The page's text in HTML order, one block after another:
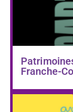
Franche-